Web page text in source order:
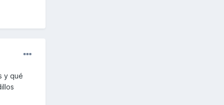
y qué